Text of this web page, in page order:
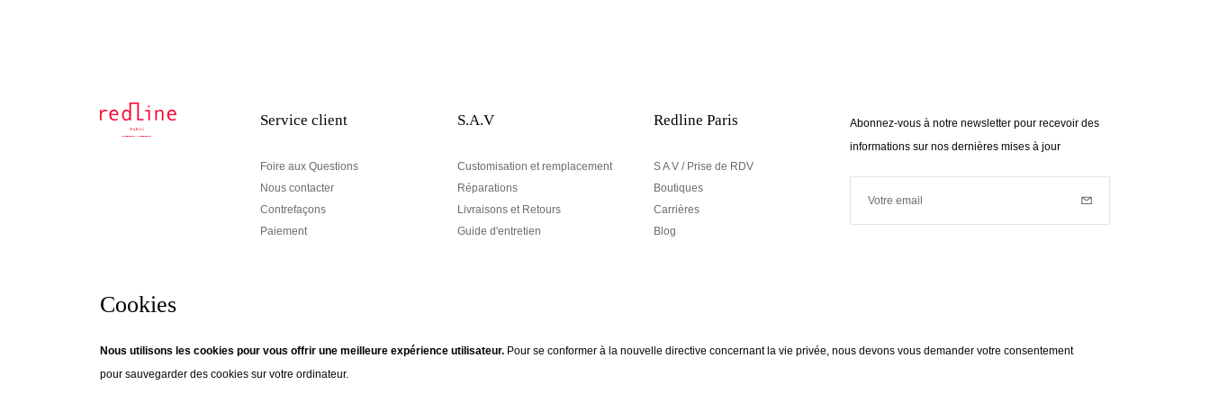
Cookies
Nous utilisons les cookies pour vous offrir une meilleure expérience utilisateur. Pour se conformer à la nouvelle directive concernant la vie privée, nous devons vous demander votre consentement
pour sauvegarder des cookies sur votre ordinateur.
Service client
Foire aux Questions
Nous contacter
Contrefaçons
Paiement
S.A.V
Customisation et remplacement
Réparations
Livraisons et Retours
Guide d'entretien
Redline Paris
S A V / Prise de RDV
Boutiques
Carrières
Blog
Abonnez-vous à notre newsletter pour recevoir des
informations sur nos dernières mises à jour
Votre email
Newsletter
Votre adresse email